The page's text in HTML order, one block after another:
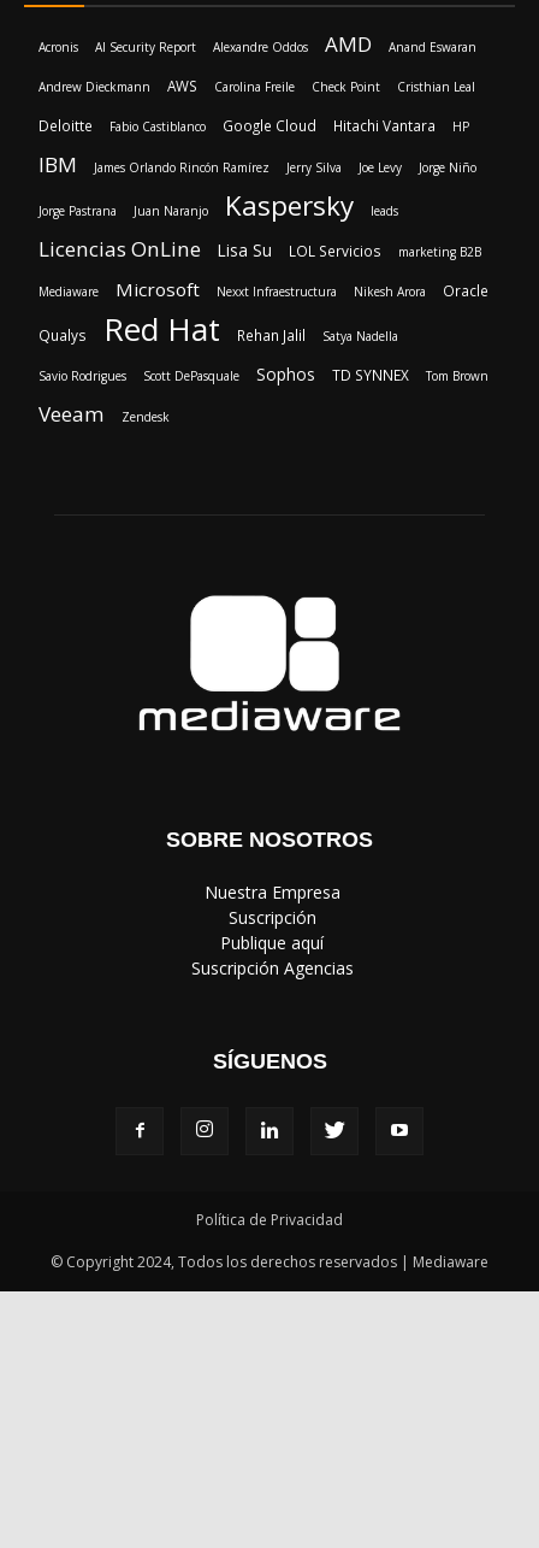
Acronis AI Security Report Alexandre Oddos AMD Anand Eswaran
Andrew Dieckmann AWS Carolina Freile Check Point Cristhian Leal
Deloitte Fabio Castiblanco Google Cloud Hitachi Vantara HP
IBM James Orlando Rincón Ramírez Jerry Silva Joe Levy Jorge Niño
Jorge Pastrana Juan Naranjo Kaspersky leads
Licencias OnLine Lisa Su LOL Servicios marketing B2B
Mediaware Microsoft Nexxt Infraestructura Nikesh Arora Oracle
Qualys Red Hat Rehan Jalil Satya Nadella
Savio Rodrigues Scott DePasquale Sophos TD SYNNEX Tom Brown
Veeam Zendesk
SOBRE NOSOTROS
‎ Nuestra Empresa
‎ Suscripción
‎ Publique aquí
‎ Suscripción Agencias
SÍGUENOS
Política de Privacidad
© Copyright 2024, Todos los derechos reservados | Mediaware